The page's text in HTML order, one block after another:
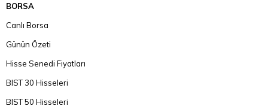
BORSA
Canlı Borsa
Günün Özeti
Hisse Senedi Fiyatları
BIST 30 Hisseleri
BIST 50 Hisseleri